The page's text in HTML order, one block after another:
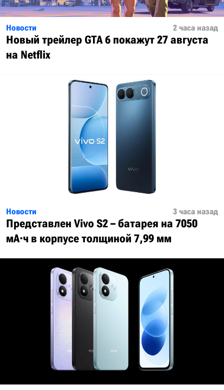
Новости 2 часа назад
Новый трейлер GTA 6 покажут 27 августа
на Netflix
Новости 3 часа назад
Представлен Vivo S2 – батарея на 7050
мА·ч в корпусе толщиной 7,99 мм